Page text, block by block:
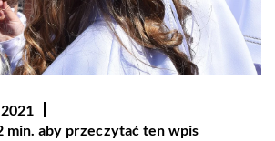
min. aby przeczytać ten wpis